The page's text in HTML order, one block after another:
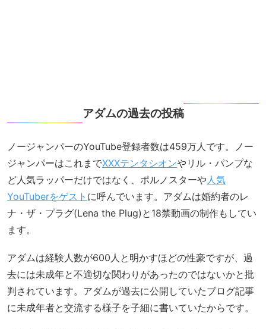
アダムの過去の投稿
ノージャンパーのYouTube登録者数は459万人です。ノー
ジャンパーはこれまでXXXテンタシオンやリル・パンプな
ど人気ラッパーだけではなく、ポルノスターや 人気
YouTuberをゲスト に呼んでいます。アダムは婚約者のレ
ナ・ザ・プラグ(Lena the Plug)と18禁動画の制作もしてい
ます。
アダムは経験人数が600人と明かすほどの性豪ですが、過
去には未成年と不適切な関わりがあったのではないかと批
判されています。アダムが過去に公開していたブログ記事
に未成年者と交流する様子を子細に書いていたからです。